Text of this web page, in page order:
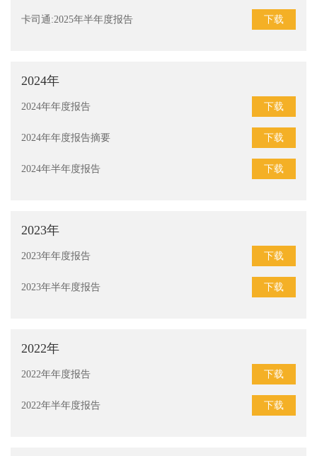
卡司通:2025年半年度报告 下载
2024年
2024年年度报告 下载
2024年年度报告摘要 下载
2024年半年度报告 下载
2023年
2023年年度报告 下载
2023年半年度报告 下载
2022年
2022年年度报告 下载
2022年半年度报告 下载